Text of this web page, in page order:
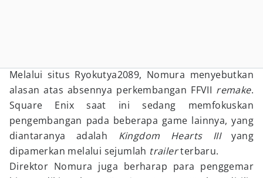
Melalui situs Ryokutya2089, Nomura menyebutkan
alasan atas absennya perkembangan FFVII remake.
Square Enix saat ini sedang memfokuskan
pengembangan pada beberapa game lainnya, yang
diantaranya adalah Kingdom Hearts IIIyang
dipamerkan melalui sejumlah trailerterbaru.
Direktor Nomura juga berharap para penggemar